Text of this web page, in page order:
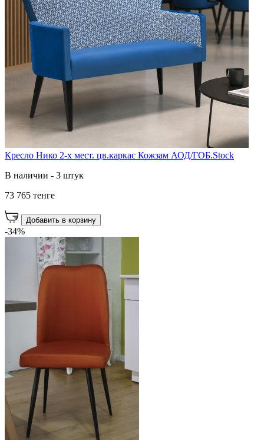
Кресло Нико 2-х мест. цв.каркас Кожзам АОД/ГОБ.Stock
В наличии - 3 штук
73 765 тенге
Добавить в корзину
-34%